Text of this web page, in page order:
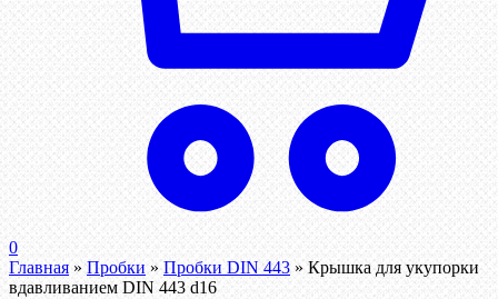
0
Главная » Пробки » Пробки DIN 443 » Крышка для укупорки
вдавливанием DIN 443 d16